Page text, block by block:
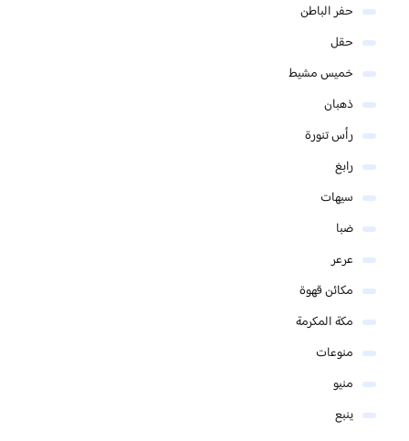
حفر الباطن
حقل
خميس مشيط
ذهبان
رأس تنورة
رابغ
سيهات
ضبا
عرعر
مكائن قهوة
مكة المكرمة
منوعات
منيو
ينبع